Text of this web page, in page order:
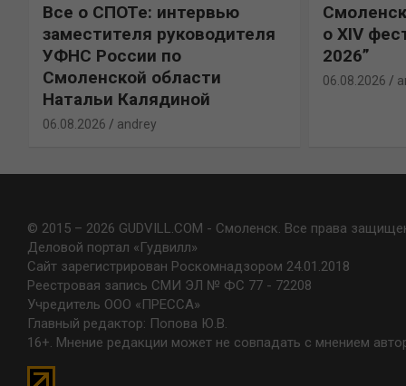
Все о СПОТе: интервью
заместителя руководителя
УФНС России по
Смоленской области
Натальи Калядиной
06.08.2026 andrey
о XIV
2026”
06.08.2026
© 2015 – 2026 GUDVILL.COM - Смоленск. Все права
Деловой портал «Гудвилл»
Сайт зарегистрирован Роскомнадзором 24.01.2018
Реестровая запись СМИ ЭЛ № ФС 77 - 72208
Учредитель ООО «ПРЕССА»
Главный редактор: Попова Ю.В.
16+. Мнение редакции может не совпадать с мнением